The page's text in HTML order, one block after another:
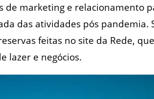
de marketing e relacionamento
das atividades pós pandemia.
feitas no site da Rede,
lazer e negócios.